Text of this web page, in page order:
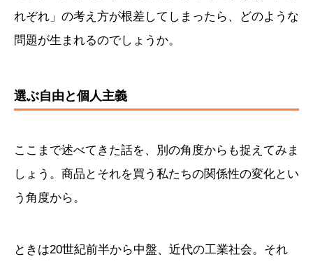
れぞれ」の考え方が根差してしまったら、どのような
問題が生まれるのでしょうか。
選ぶ自由と個人主義
ここまで述べてきた話を、別の角度からも捉えてみま
しょう。商品とそれを買う私たちの関係性の変化とい
う角度から。
ときは20世紀前半から中盤、近代の工業社会。それ